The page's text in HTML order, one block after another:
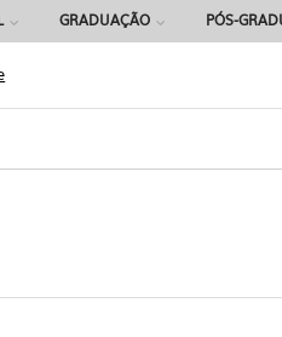
GRADUAÇÃO PÓS-